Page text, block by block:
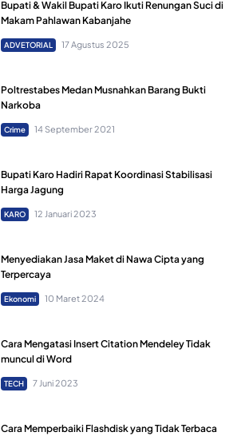
Bupati & Wakil Bupati Karo Ikuti Renungan Suci di
Makam Pahlawan Kabanjahe
ADVETORIAL 17 Agustus 2025
Poltrestabes Medan Musnahkan Barang Bukti
Narkoba
Crime 14 September 2021
Bupati Karo Hadiri Rapat Koordinasi Stabilisasi
Harga Jagung
KARO 12 Januari 2023
Menyediakan Jasa Maket di Nawa Cipta yang
Terpercaya
Ekonomi 10 Maret 2024
Cara Mengatasi Insert Citation Mendeley Tidak
muncul di Word
TECH 7 Juni 2023
Cara Memperbaiki Flashdisk yang Tidak Terbaca